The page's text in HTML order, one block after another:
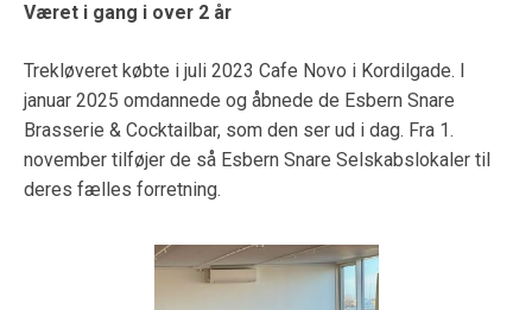
Været i gang i over 2 år
Trekløveret købte i juli 2023 Cafe Novo i Kordilgade. I
januar 2025 omdannede og åbnede de Esbern Snare
Brasserie & Cocktailbar, som den ser ud i dag. Fra 1.
november tilføjer de så Esbern Snare Selskabslokaler til
deres fælles forretning.